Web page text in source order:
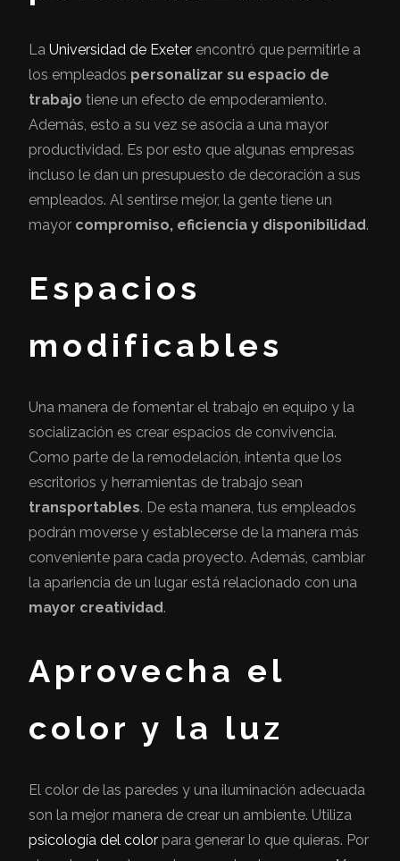
La Universidad de Exeter encontró que permitirle a
los empleados personalizar su espacio de
trabajo tiene un efecto de empoderamiento.
Además, esto a su vez se asocia a una mayor
productividad. Es por esto que algunas empresas
incluso le dan un presupuesto de decoración a sus
empleados. Al sentirse mejor, la gente tiene un
mayor compromiso, eficiencia y disponibilidad.
Espacios
modificables
Una manera de fomentar el trabajo en equipo y la
socialización es crear espacios de convivencia.
Como parte de la remodelación, intenta que los
escritorios y herramientas de trabajo sean
transportables. De esta manera, tus empleados
podrán moverse y establecerse de la manera más
conveniente para cada proyecto. Además, cambiar
la apariencia de un lugar está relacionado con una
mayor creatividad.
Aprovecha el
color y la luz
El color de las paredes y una iluminación adecuada
son la mejor manera de crear un ambiente. Utiliza
psicología del color para generar lo que quieras. Por